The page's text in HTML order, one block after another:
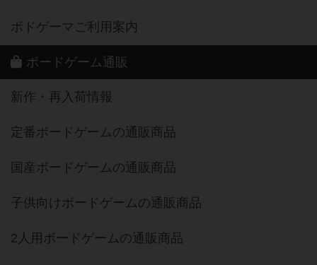
ボドゲーマご利用案内
ボードゲーム通販
新作・再入荷情報
定番ボードゲームの通販商品
国産ボードゲームの通販商品
子供向けボードゲームの通販商品
2人用ボードゲームの通販商品